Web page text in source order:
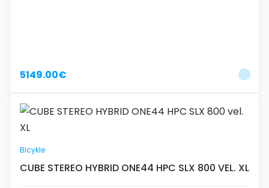
5149.00€
Bicykle
CUBE STEREO HYBRID ONE44 HPC SLX 800 VEL. XL